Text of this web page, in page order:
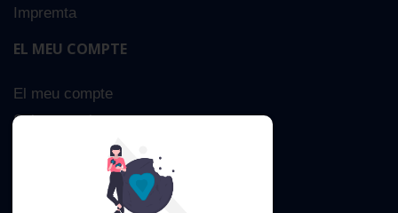
Impremta
EL MEU COMPTE
El meu compte
Sobre nosaltres
Cerca Avançada